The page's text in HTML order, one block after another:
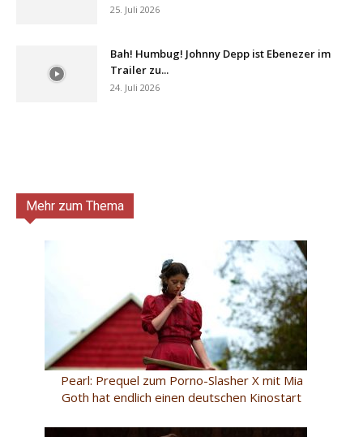
25. Juli 2026
Bah! Humbug! Johnny Depp ist Ebenezer im
Trailer zu...
24. Juli 2026
Mehr zum Thema
Pearl: Prequel zum Porno-Slasher X mit Mia
Goth hat endlich einen deutschen Kinostart